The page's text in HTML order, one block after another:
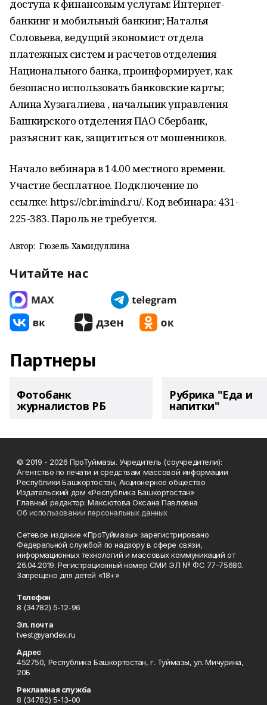
доступа к финансовым услугам: Интернет-
банкинг и мобильный банкинг; Наталья
Соловьева, ведущий экономист отдела
платежных систем и расчетов отделения
Национального банка, проинформирует, как
безопасно использовать банковские карты;
Алина Хузагалиева , начальник управления
Башкирского отделения ПАО Сбербанк,
разъяснит как, защититься от мошенников.
Начало вебинара в 14.00 местного времени.
Участие бесплатное. Подключение по
ссылке: https://cbr.imind.ru/. Код вебинара: 431-
225-383. Пароль не требуется.
Автор: Гюзель Хамидуллина
Читайте нас
Партнеры
Фотобанк
журналистов РБ
Рубрика "Еда и
напитки"
© 2019 - 2026 ПроТуймазы. Учредитель (соучредители):
Агентство по печати и средствам массовой информации
Республики Башкортостан, Акционерное общество
Издательский дом «Республика Башкортостан»
Главный редактор: Максютова Оксана Павловна
Об использовании персональных данных
Сетевое издание «ПроТуймазы» зарегистрировано
Федеральной службой по надзору в сфере связи,
информационных технологий и массовых коммуникаций от
26.04.2019. Регистрационный номер СМИ ЭЛ № ФС 77-75680.
Запрещено для детей «18+»
Телефон
8 (34782) 5-12-96
Эл. почта
tvest@yandex.ru
Адрес
452750, Республика Башкортостан, г. Туймазы, ул. Мичурина,
20Б
Рекламная служба
8 (34782) 5-13-00